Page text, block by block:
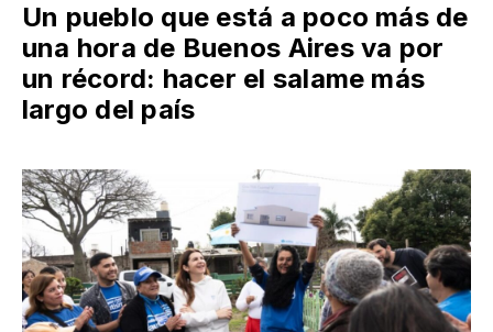
Un pueblo que está a poco más de
una hora de Buenos Aires va por
un récord: hacer el salame más
largo del país